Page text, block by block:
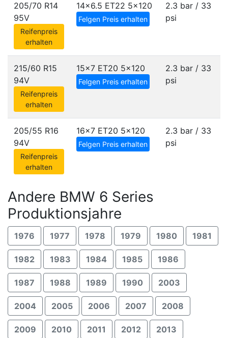
205/70 R14
95V
Reifenpreis
erhalten
14x6.5 ET22 5x120
Felgen Preis erhalten
2.3 bar / 33
psi
215/60 R15
94V
Reifenpreis
erhalten
15x7 ET20 5x120
Felgen Preis erhalten
2.3 bar / 33
psi
205/55 R16
94V
Reifenpreis
erhalten
16x7 ET20 5x120
Felgen Preis erhalten
2.3 bar / 33
psi
Andere BMW 6 Series
Produktionsjahre
1976 1977 1978 1979 1980 1981
1982 1983 1984 1985 1986
1987 1988 1989 1990 2003
2004 2005 2006 2007 2008
2009 2010 2011 2012 2013